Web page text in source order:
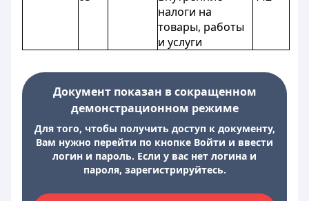
налоги на
товары, работы
и услуги
Документ показан в сокращенном
демонстрационном режиме
Для того, чтобы получить доступ к документу,
Вам нужно перейти по кнопке Войти и ввести
логин и пароль. Если у вас нет логина и
пароля, зарегистрируйтесь.